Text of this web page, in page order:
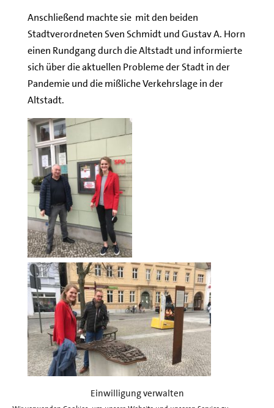
Einwilligung verwalten
Anschließend machte sie mit den beiden
Stadtverordneten Sven Schmidt und Gustav A. Horn
einen Rundgang durch die Altstadt und informierte
sich über die aktuellen Probleme der Stadt in der
Pandemie und die mißliche Verkehrslage in der
Altstadt.